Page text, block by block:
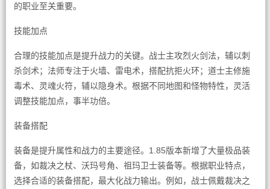
的职业至关重要。
技能加点
合理的技能加点是提升战力的关键。战士主攻烈火剑法，辅以刺
杀剑术；法师专注于火墙、雷电术，搭配抗拒火环；道士主修施
毒术、灵魂火符，辅以隐身术。根据不同地图和怪物特性，灵活
调整技能加点，事半功倍。
装备搭配
装备是提升属性和战力的主要途径。1.85版本新增了大量极品装
备，如裁决之杖、沃玛号角、祖玛卫士装备等。根据职业特点，
选择合适的装备搭配，最大化战力输出。例如，战士佩戴裁决之